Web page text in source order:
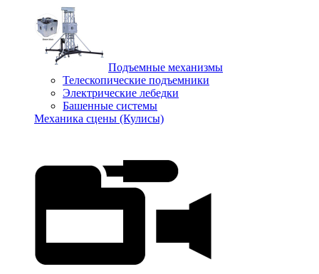
Подъемные механизмы
Телескопические подъемники
Электрические лебедки
Башенные системы
Механика сцены (Кулисы)